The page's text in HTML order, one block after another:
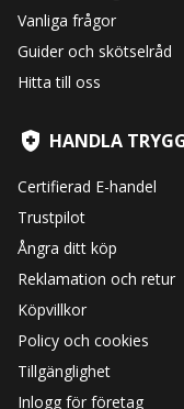
Vanliga frågor
Guider och skötselråd
Hitta till oss
HANDLA
Certifierad E-handel
Trustpilot
Ångra ditt köp
Reklamation och retur
Köpvillkor
Policy och cookies
Tillgänglighet
Inlogg för företag